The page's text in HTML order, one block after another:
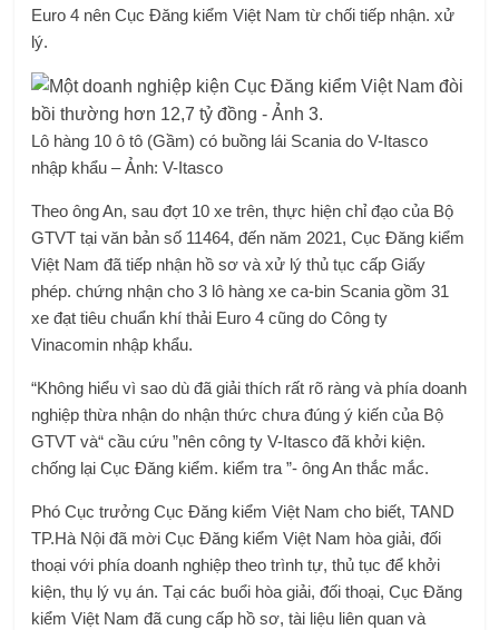
Euro 4 nên Cục Đăng kiểm Việt Nam từ chối tiếp nhận. xử
lý.
Lô hàng 10 ô tô (Gầm) có buồng lái Scania do V-Itasco
nhập khẩu – Ảnh: V-Itasco
Theo ông An, sau đợt 10 xe trên, thực hiện chỉ đạo của Bộ
GTVT tại văn bản số 11464, đến năm 2021, Cục Đăng kiểm
Việt Nam đã tiếp nhận hồ sơ và xử lý thủ tục cấp Giấy
phép. chứng nhận cho 3 lô hàng xe ca-bin Scania gồm 31
xe đạt tiêu chuẩn khí thải Euro 4 cũng do Công ty
Vinacomin nhập khẩu.
“Không hiểu vì sao dù đã giải thích rất rõ ràng và phía doanh
nghiệp thừa nhận do nhận thức chưa đúng ý kiến ​​của Bộ
GTVT và“ cầu cứu ”nên công ty V-Itasco đã khởi kiện.
chống lại Cục Đăng kiểm. kiểm tra ”- ông An thắc mắc.
Phó Cục trưởng Cục Đăng kiểm Việt Nam cho biết, TAND
TP.Hà Nội đã mời Cục Đăng kiểm Việt Nam hòa giải, đối
thoại với phía doanh nghiệp theo trình tự, thủ tục để khởi
kiện, thụ lý vụ án. Tại các buổi hòa giải, đối thoại, Cục Đăng
kiểm Việt Nam đã cung cấp hồ sơ, tài liệu liên quan và